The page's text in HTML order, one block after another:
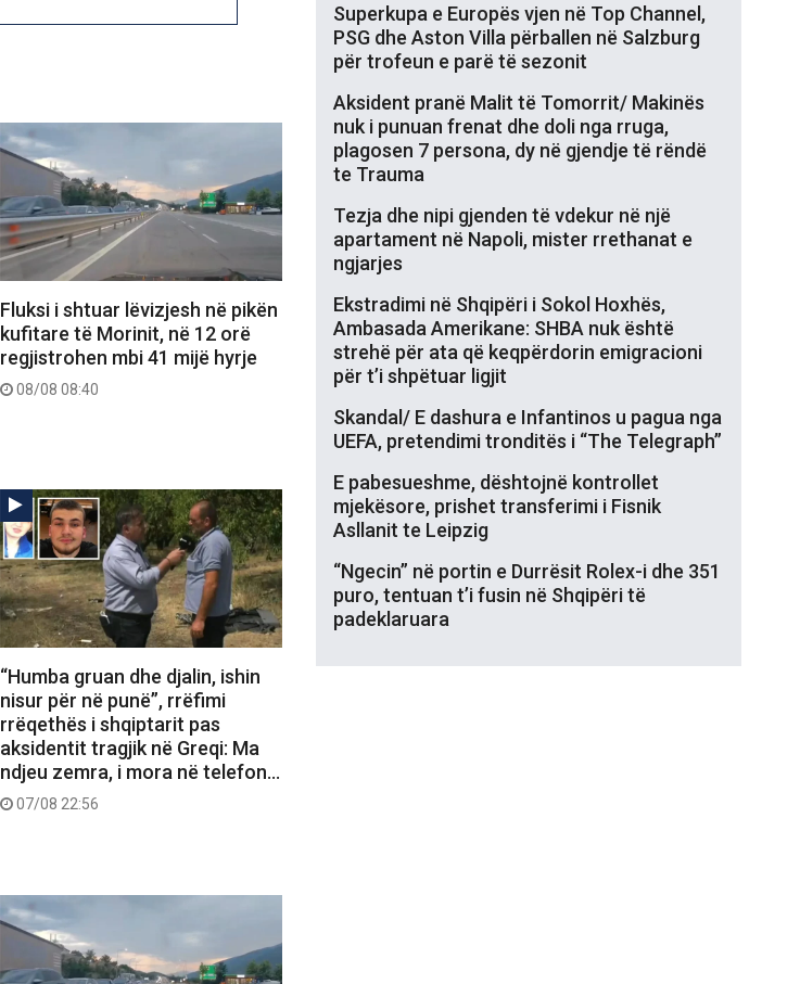
Fluksi i shtuar lëvizjesh në pikën
kufitare të Morinit, në 12 orë
regjistrohen mbi 41 mijë hyrje
08/08 08:40
“Humba gruan dhe djalin, ishin
nisur për në punë”, rrëfimi
rrëqethës i shqiptarit pas
aksidentit tragjik në Greqi: Ma
ndjeu zemra, i mora në telefon…
07/08 22:56
Superkupa e Europës vjen në Top Channel,
PSG dhe Aston Villa përballen në Salzburg
për trofeun e parë të sezonit
Aksident pranë Malit të Tomorrit/ Makinës
nuk i punuan frenat dhe doli nga rruga,
plagosen 7 persona, dy në gjendje të rëndë
te Trauma
Tezja dhe nipi gjenden të vdekur në një
apartament në Napoli, mister rrethanat e
ngjarjes
Ekstradimi në Shqipëri i Sokol Hoxhës,
Ambasada Amerikane: SHBA nuk është
strehë për ata që keqpërdorin emigracioni
për t’i shpëtuar ligjit
Skandal/ E dashura e Infantinos u pagua nga
UEFA, pretendimi tronditës i “The Telegraph”
E pabesueshme, dështojnë kontrollet
mjekësore, prishet transferimi i Fisnik
Asllanit te Leipzig
“Ngecin” në portin e Durrësit Rolex-i dhe 351
puro, tentuan t’i fusin në Shqipëri të
padeklaruara